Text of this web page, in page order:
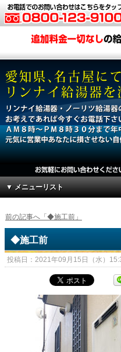
▼ メニューリスト
前の記事へ「◆施工前」
◆施工前
投稿日：2021年09月15日（水）